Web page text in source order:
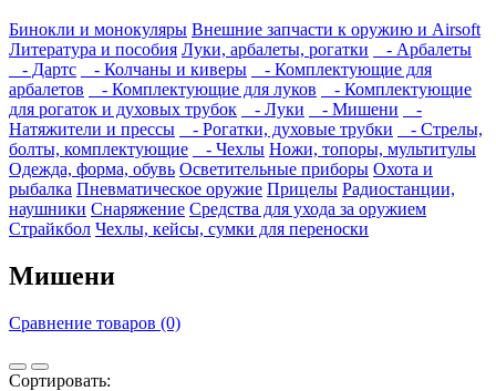
Бинокли и монокуляры Внешние запчасти к оружию и Airsoft
Литература и пособия Луки, арбалеты, рогатки
- Арбалеты
- Дартс
- Колчаны и киверы
- Комплектующие для
арбалетов
- Комплектующие для луков
- Комплектующие
для рогаток и духовых трубок
- Луки - Мишени
-
Натяжители и прессы
- Рогатки, духовые трубки
- Стрелы,
болты, комплектующие
- Чехлы Ножи, топоры, мультитулы
Одежда, форма, обувь Осветительные приборы Охота и
рыбалка Пневматическое оружие Прицелы Радиостанции,
наушники Снаряжение Средства для ухода за оружием
Страйкбол Чехлы, кейсы, сумки для переноски
Мишени
Сравнение товаров (0)
Сортировать: